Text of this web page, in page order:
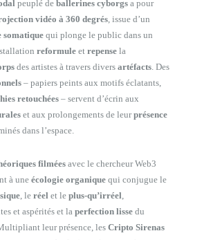
peuplé de ballerines cyborgs a pour
vidéo à 360 degrés , issue d’un
somatique qui plonge le public dans un
reformule et repense la
des artistes à travers divers artéfacts . Des
– papiers peints aux motifs éclatants,
retouchées – servent d’écrin aux
et aux prolongements de leurprésence
dans l’espace.
filmées avec le chercheur Web3
à une écologie organique qui conjugue le
, le réel et le plus-qu’irréel
et aspérités et la perfection lisse du
leur présence, les Cripto Sirenas